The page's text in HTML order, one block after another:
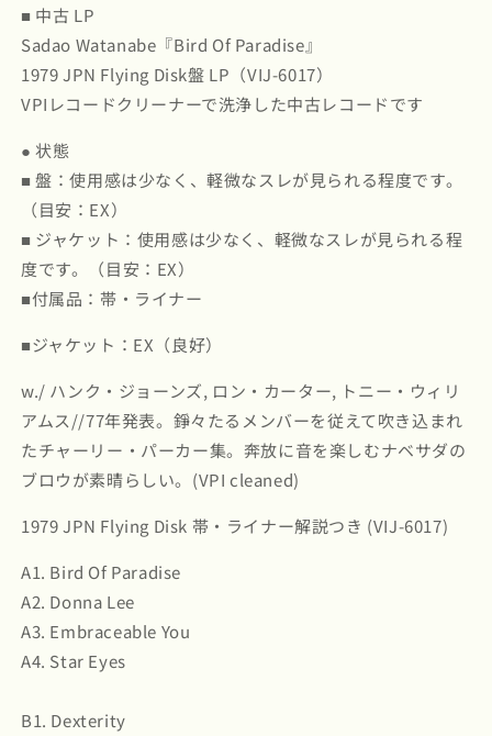
(VIJ-
6017)
1979
JPN
Disk
｜
中
古
LP)
の
数
量
を
減
ら
す
6017)
1979
JPN
｜
古
の
数
量
を
増
や
す
■ 中古 LP
Sadao Watanabe『Bird Of Paradise』
1979 JPN Flying Disk盤 LP（VIJ-6017）
VPIレコードクリーナーで洗浄した中古レコードです
● 状態
■ 盤：使用感は少なく、軽微なスレが見られる程度です。
（目安：EX）
■ ジャケット：使用感は少なく、軽微なスレが見られる程
度です。（目安：EX）
■付属品：帯・ライナー
■ジャケット：EX（良好）
w./ ハンク・ジョーンズ, ロン・カーター, トニー・ウィリ
アムス//77年発表。錚々たるメンバーを従えて吹き込まれ
たチャーリー・パーカー集。奔放に音を楽しむナベサダの
ブロウが素晴らしい。(VPI cleaned)
1979 JPN Flying Disk 帯・ライナー解説つき (VIJ-6017)
A1. Bird Of Paradise
A2. Donna Lee
A3. Embraceable You
A4. Star Eyes
B1. Dexterity